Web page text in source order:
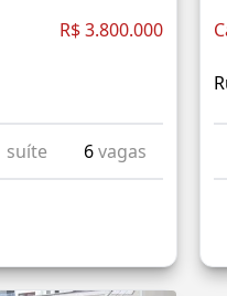
R$ 3.800.000
suíte 6vagas